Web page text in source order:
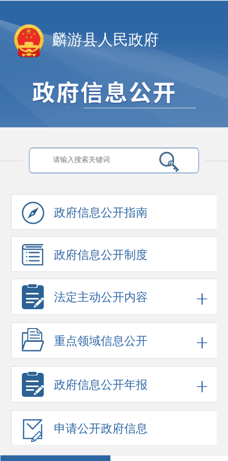
麟游县人民政府
政府信息公开指南
政府信息公开制度
法定主动公开内容
重点领域信息公开
政府信息公开年报
申请公开政府信息